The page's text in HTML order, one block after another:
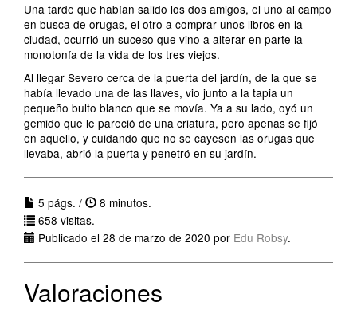
Una tarde que habían salido los dos amigos, el uno al campo
en busca de orugas, el otro a comprar unos libros en la
ciudad, ocurrió un suceso que vino a alterar en parte la
monotonía de la vida de los tres viejos.
Al llegar Severo cerca de la puerta del jardín, de la que se
había llevado una de las llaves, vio junto a la tapia un
pequeño bulto blanco que se movía. Ya a su lado, oyó un
gemido que le pareció de una criatura, pero apenas se fijó
en aquello, y cuidando que no se cayesen las orugas que
llevaba, abrió la puerta y penetró en su jardín.
5 págs. /
8 minutos.
658 visitas.
Publicado el 28 de marzo de 2020 por Edu Robsy.
Valoraciones